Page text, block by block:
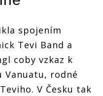
spojením
Tevi Band a
coby vzkaz k
rodné
V Česku tak